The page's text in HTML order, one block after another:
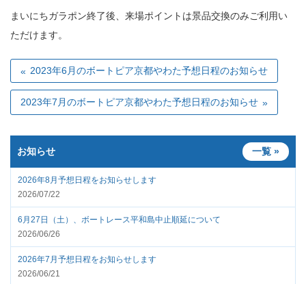
まいにちガラポン終了後、来場ポイントは景品交換のみご利用い
ただけます。
2023年6月のボートピア京都やわた予想日程のお知らせ
2023年7月のボートピア京都やわた予想日程のお知らせ
お知らせ 一覧 »
2026年8月予想日程をお知らせします
2026/07/22
6月27日（土）、ボートレース平和島中止順延について
2026/06/26
2026年7月予想日程をお知らせします
2026/06/21